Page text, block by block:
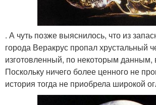
. А чуть позже выяснилось, что из
города Веракрус пропал хрустальный
изготовленный, по некоторым данным,
Поскольку ничего более ценного не
история тогда не приобрела широкой